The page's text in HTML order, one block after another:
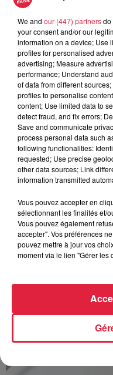
A lire aussi
6 août
À
6 août
Tags
6 août
Au
avec
À découvrir
We and our (447) partnersdo
your consent and/or our
information on a device; Use
profiles for personalised
advertising; Measure
performance; Understand
of data from different
profiles to personalise
content; Use limited data to
detect fraud, and fix errors;
Save and communicate
process personal data such
following functionalities:
requested; Use precise
other data sources; Link
information transmitted
Vous pouvez accepter en
sélectionnant les finalités et/
Vous pouvez également
accepter". Vos préférences
pouvez mettre à jour vos
moment via le lien "Gérer les